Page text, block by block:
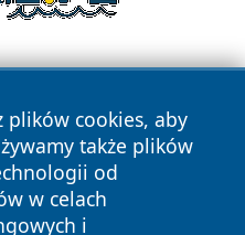
plików cookies, aby
także plików
od
w celach
i
Wszystkie prawa